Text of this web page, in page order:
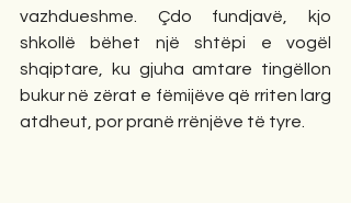
vazhdueshme. Çdo fundjavë, kjo
shkollë bëhet një shtëpi e vogël
shqiptare, ku gjuha amtare tingëllon
bukur në zërat e fëmijëve që rriten larg
atdheut, por pranë rrënjëve të tyre.